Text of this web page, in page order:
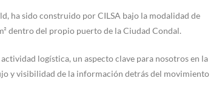
ha sido construido por CILSA bajo la modalidad de
dentro del propio puerto de la Ciudad Condal.
logística, un aspecto clave para nosotros en la
y visibilidad de la información detrás del movimiento